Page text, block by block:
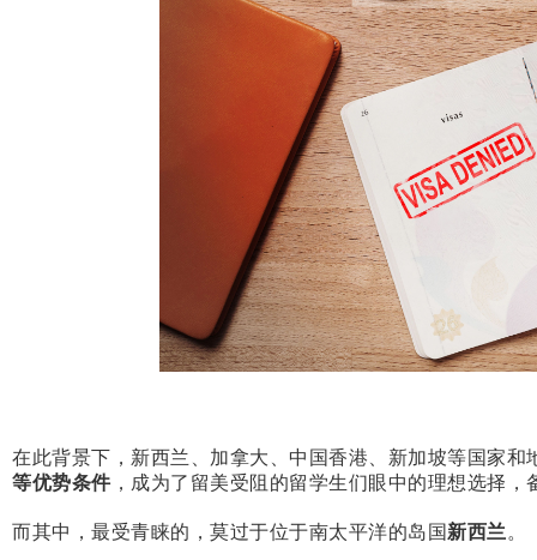
在此背景下，新西兰、加拿大、中国香港、新加坡等国家和
等优势条件，成为了留美受阻的留学生们眼中的理想选择，
而其中，最受青睐的，莫过于位于南太平洋的岛国 新西兰 。